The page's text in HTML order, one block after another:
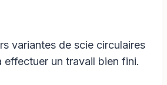
variantes de scie circulaires
effectuer un travail bien fini.